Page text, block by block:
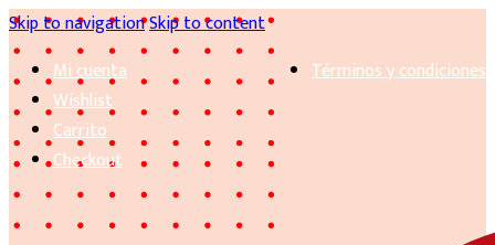
Skip to navigationSkip to content
Mi cuenta
Wishlist
Carrito
Checkout
Términos y condiciones